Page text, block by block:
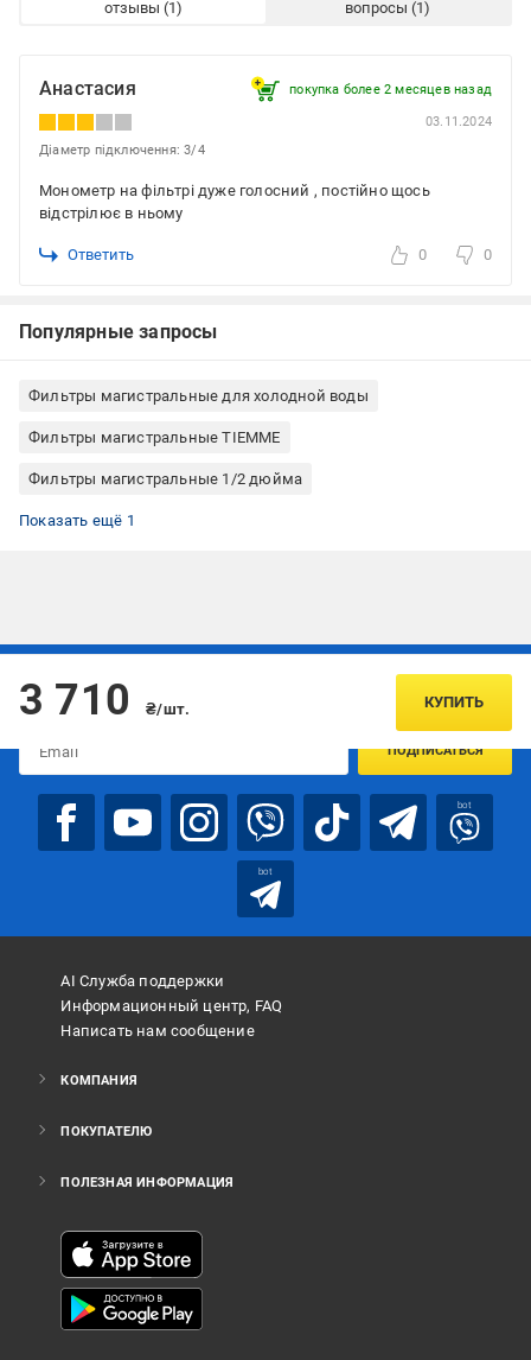
отзывы вопросы
Анастасия покупка более 2 месяцев назад
03.11.2024
Діаметр підключення: 3/4
Монометр на фільтрі дуже голосний , постійно щось
відстрілює в ньому
Ответить 0 0
Популярные запросы
Фильтры магистральные для холодной воды
Фильтры магистральные TIEMME
Фильтры магистральные 1/2 дюйма
Самопромывной фильтр для воды (самоочищающийся)
Показать ещё 1
3 710 ₴/шт. КУПИТЬ
Подписывайтесь, чтобы узнавать первым об акцияx и
ПОДПИСАТЬСЯ
bot
bot
AI Служба поддержки
Информационный центр, FAQ
Написать нам сообщение
КОМПАНИЯ
ПОКУПАТЕЛЮ
ПОЛЕЗНАЯ ИНФОРМАЦИЯ